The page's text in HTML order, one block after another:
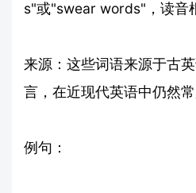
s"或"swear words"，读音
来源：这些词语来源于古
言，在近现代英语中仍然常
例句：